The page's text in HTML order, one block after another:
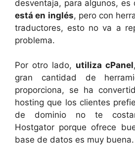
desventaja, para algunos, es
está en inglés, pero con
traductores, esto no va a
problema.
Por otro lado, utiliza cPanel
gran cantidad de
proporciona, se ha
hosting que los clientes
de dominio no te
Hostgator porque ofrece
base de datos es muy buena.